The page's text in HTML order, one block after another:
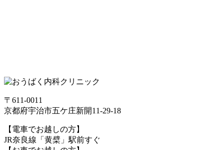
〒611-0011
京都府宇治市五ケ庄新開11-29-18
【電車でお越しの方】
JR奈良線「黄檗」駅前すぐ